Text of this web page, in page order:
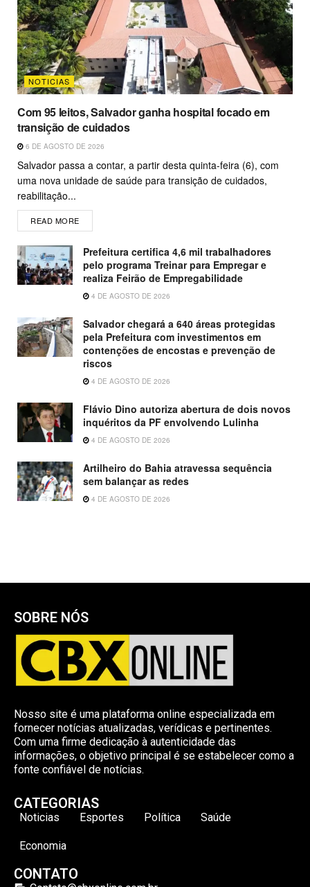
NOTICIAS
Com 95 leitos, Salvador ganha hospital focado em
transição de cuidados
6 DE AGOSTO DE 2026
Salvador passa a contar, a partir desta quinta-feira (6), com
uma nova unidade de saúde para transição de cuidados,
reabilitação...
READ MORE
Prefeitura certifica 4,6 mil trabalhadores
pelo programa Treinar para Empregar e
realiza Feirão de Empregabilidade
4 DE AGOSTO DE 2026
Salvador chegará a 640 áreas protegidas
pela Prefeitura com investimentos em
contenções de encostas e prevenção de
riscos
4 DE AGOSTO DE 2026
Flávio Dino autoriza abertura de dois novos
inquéritos da PF envolvendo Lulinha
4 DE AGOSTO DE 2026
Artilheiro do Bahia atravessa sequência
sem balançar as redes
4 DE AGOSTO DE 2026
SOBRE NÓS
Nosso site é uma plataforma online especializada em
fornecer notícias atualizadas, verídicas e pertinentes.
Com uma firme dedicação à autenticidade das
informações, o objetivo principal é se estabelecer como a
fonte confiável de notícias.
CATEGORIAS
Noticias Esportes Política Saúde
Economia
CONTATO